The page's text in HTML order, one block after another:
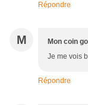
Répondre
M Mon coin
Je me vois
Répondre